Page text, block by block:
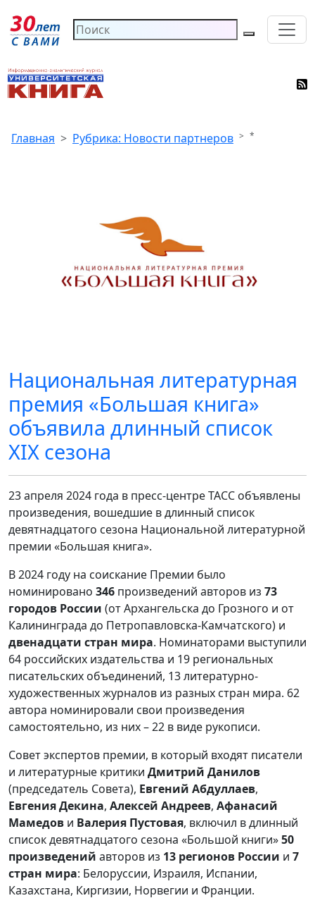
Главная Рубрика: Новости партнеров *
Национальная литературная
премия «Большая книга»
объявила длинный список
XIX сезона
23 апреля 2024 года в пресс-центре ТАСС объявлены
произведения, вошедшие в длинный список
девятнадцатого сезона Национальной литературной
премии «Большая книга».
В 2024 году на соискание Премии было
номинировано 346 произведений авторов из 73
городов России (от Архангельска до Грозного и от
Калининграда до Петропавловска-Камчатского) и
двенадцати стран мира. Номинаторами выступили
64 российских издательства и 19 региональных
писательских объединений, 13 литературно-
художественных журналов из разных стран мира. 62
автора номинировали свои произведения
самостоятельно, из них – 22 в виде рукописи.
Совет экспертов премии, в который входят писатели
и литературные критики Дмитрий Данилов
(председатель Совета), Евгений Абдуллаев,
Евгения Декина, Алексей Андреев, Афанасий
Мамедов и Валерия Пустовая, включил в длинный
список девятнадцатого сезона «Большой книги»50
произведений авторов из 13 регионов России и 7
стран мира: Белоруссии, Израиля, Испании,
Казахстана, Киргизии, Норвегии и Франции.